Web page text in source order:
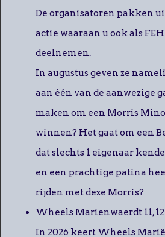
De organisatoren pakken
actie waaraan u ook als
deelnemen.
In augustus geven ze
aan één van de aanwezige
maken om een Morris
winnen? Het gaat om een
dat slechts 1 eigenaar
en een prachtige patina
rijden met deze Morris?
Wheels Marienwaerdt 11,
In 2026 keert Wheels